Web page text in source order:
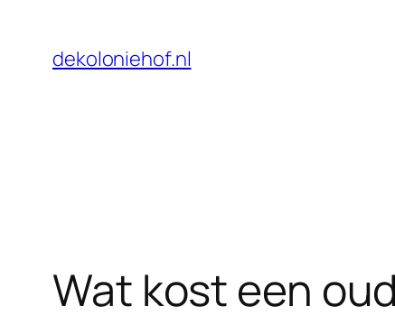
content
dekoloniehof.nl
Wat kost een